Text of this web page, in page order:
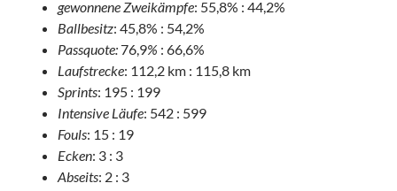
gewonnene Zweikämpfe: 55,8% : 44,2%
Ballbesitz: 45,8% : 54,2%
Passquote:76,9% : 66,6%
Laufstrecke: 112,2 km : 115,8 km
Sprints: 195 : 199
Intensive Läufe: 542 : 599
Fouls: 15 : 19
Ecken: 3 : 3
Abseits: 2 : 3